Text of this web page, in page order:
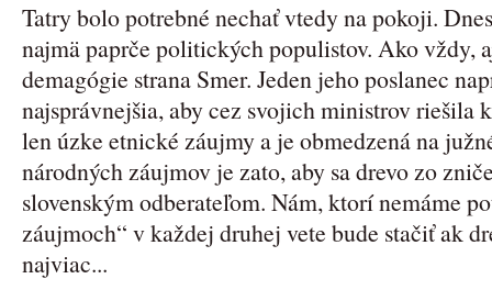
Tatry bolo potrebné nechať vtedy na pokoji.
najmä paprče politických populistov. Ako vždy,
demagógie strana Smer. Jeden jeho poslanec
najsprávnejšia, aby cez svojich ministrov riešila
len úzke etnické záujmy a je obmedzená na
národných záujmov je zato, aby sa drevo zo
slovenským odberateľom. Nám, ktorí nemáme
záujmoch“ v každej druhej vete bude stačiť ak
najviac...